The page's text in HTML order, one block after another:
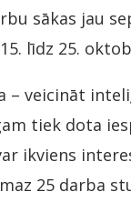
sākas jau
līdz 25.
– veicināt
tiek dota
ikviens
25 darba